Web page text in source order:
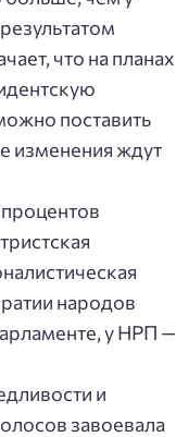
что на планах
поставить
изменения ждут
народов
у НРП —
и
завоевала